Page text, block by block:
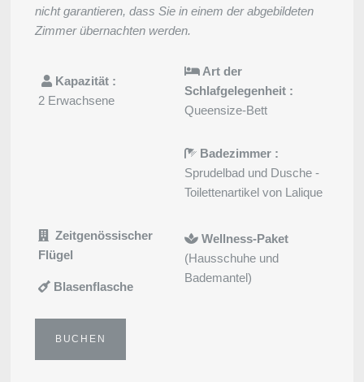
nicht garantieren, dass Sie in einem der abgebildeten
Zimmer übernachten werden.
Kapazität :
2 Erwachsene
Art der
Schlafgelegenheit :
Queensize-Bett
Badezimmer :
Sprudelbad und Dusche -
Toilettenartikel von Lalique
Zeitgenössischer
Flügel
Blasenflasche
Wellness-Paket
(Hausschuhe und
Bademantel)
BUCHEN
Zimmer
Restaurant
Bar